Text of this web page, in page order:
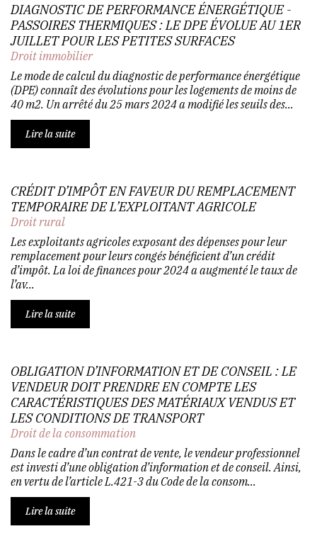
DIAGNOSTIC DE PERFORMANCE ÉNERGÉTIQUE -
PASSOIRES THERMIQUES : LE DPE ÉVOLUE AU 1ER
JUILLET POUR LES PETITES SURFACES
Droit immobilier
Le mode de calcul du diagnostic de performance énergétique
(DPE) connaît des évolutions pour les logements de moins de
40 m2. Un arrêté du 25 mars 2024 a modifié les seuils des...
Lire la suite
CRÉDIT D’IMPÔT EN FAVEUR DU REMPLACEMENT
TEMPORAIRE DE L’EXPLOITANT AGRICOLE
Droit rural
Les exploitants agricoles exposant des dépenses pour leur
remplacement pour leurs congés bénéficient d’un crédit
d’impôt. La loi de finances pour 2024 a augmenté le taux de
l’av...
Lire la suite
OBLIGATION D’INFORMATION ET DE CONSEIL : LE
VENDEUR DOIT PRENDRE EN COMPTE LES
CARACTÉRISTIQUES DES MATÉRIAUX VENDUS ET
LES CONDITIONS DE TRANSPORT
Droit de la consommation
Dans le cadre d’un contrat de vente, le vendeur professionnel
est investi d’une obligation d’information et de conseil. Ainsi,
en vertu de l’article L.421-3 du Code de la consom...
Lire la suite